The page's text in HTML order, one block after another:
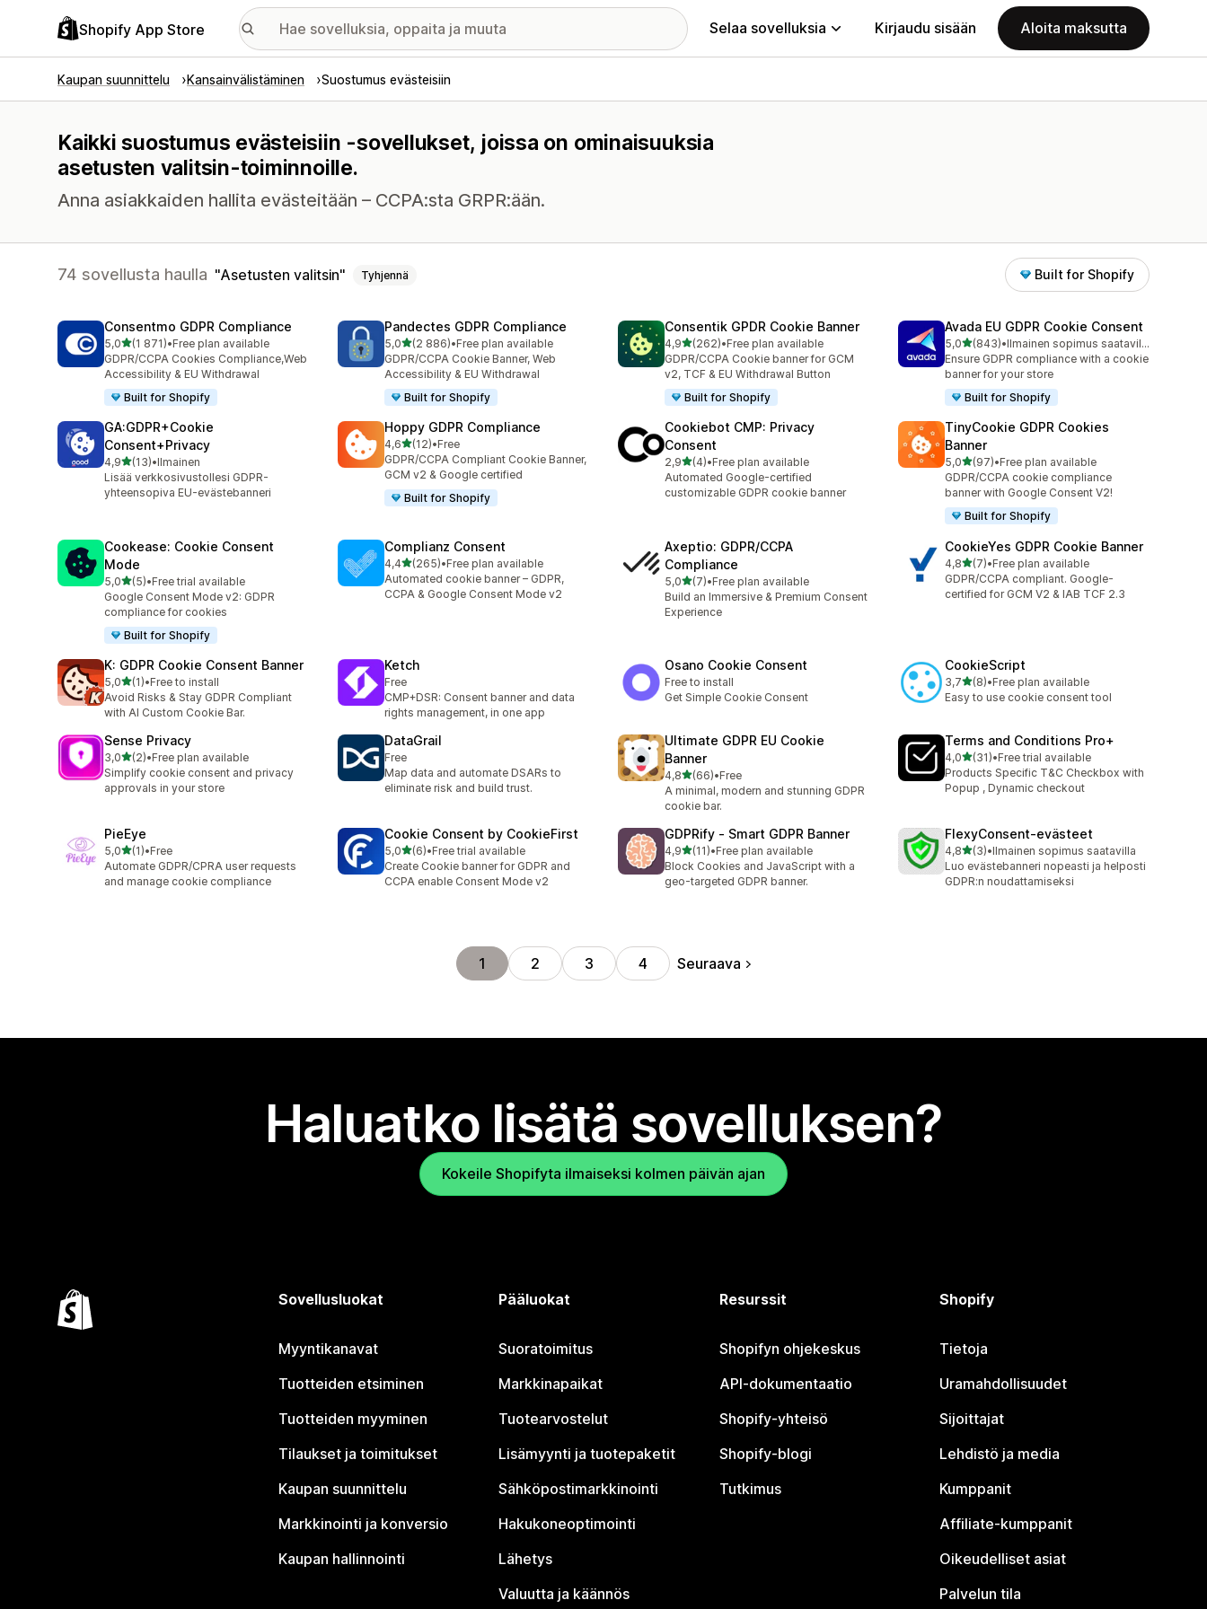
Shopify App Store Selaa sovelluksia Kirjaudu sisään Aloita maksutta
Kaupan suunnittelu Kansainvälistäminen Suostumus evästeisiin
Kaikki suostumus evästeisiin -sovellukset, joissa on ominaisuuksia
asetusten valitsin-toiminnoille.
Anna asiakkaiden hallita evästeitään – CCPA:sta GRPR:ään.
74 sovellusta haulla Asetusten valitsin Tyhjennä Built for Shopify
Consentmo GDPR Compliance
5,0/ 5 tähteä
(1 871)
1871 arvostelua yhteensä
•Free plan available
GDPR/CCPA Cookies Compliance,Web
Accessibility & EU Withdrawal
Built for Shopify
Pandectes GDPR Compliance
5,0/ 5 tähteä
(2 886)
2886 arvostelua yhteensä
•Free plan available
GDPR/CCPA Cookie Banner, Web
Accessibility & EU Withdrawal
Built for Shopify
Consentik GPDR Cookie Banner
4,9/ 5 tähteä
(262)
262 arvostelua yhteensä
•Free plan available
GDPR/CCPA Cookie banner for GCM
v2, TCF & EU Withdrawal Button
Built for Shopify
Avada EU GDPR Cookie Consent
5,0/ 5 tähteä
(843)
843 arvostelua yhteensä
•
Ilmainen sopimus saatavilla
Ensure GDPR compliance with a cookie
banner for your store
Built for Shopify
GA:GDPR+Cookie
Consent+Privacy
4,9/ 5 tähteä
(13)
13 arvostelua yhteensä
•Ilmainen
Lisää verkkosivustollesi GDPR-
yhteensopiva EU-evästebanneri
Hoppy GDPR Compliance
4,6/ 5 tähteä
(12)
12 arvostelua yhteensä
•Free
GDPR/CCPA Compliant Cookie Banner,
GCM v2 & Google certified
Built for Shopify
Cookiebot CMP: Privacy
Consent
2,9/ 5 tähteä
(4)
4 arvostelua yhteensä
•Free plan available
Automated Google-certified
customizable GDPR cookie banner
TinyCookie GDPR Cookies
Banner
5,0/ 5 tähteä
(97)
97 arvostelua yhteensä
•Free plan available
GDPR/CCPA cookie compliance
banner with Google Consent V2!
Built for Shopify
Cookease: Cookie Consent
Mode
5,0/ 5 tähteä
(5)
5 arvostelua yhteensä
•Free trial available
Google Consent Mode v2: GDPR
compliance for cookies
Built for Shopify
Complianz Consent
4,4/ 5 tähteä
(265)
265 arvostelua yhteensä
•Free plan available
Automated cookie banner – GDPR,
CCPA & Google Consent Mode v2
Axeptio: GDPR/CCPA
Compliance
5,0/ 5 tähteä
(7)
7 arvostelua yhteensä
•Free plan available
Build an Immersive & Premium Consent
Experience
CookieYes GDPR Cookie Banner
4,8/ 5 tähteä
(7)
7 arvostelua yhteensä
•Free plan available
GDPR/CCPA compliant. Google-
certified for GCM V2 & IAB TCF 2.3
K: GDPR Cookie Consent Banner
5,0/ 5 tähteä
(1)
1 arvostelua yhteensä
•Free to install
Avoid Risks & Stay GDPR Compliant
with AI Custom Cookie Bar.
Ketch
Free
CMP+DSR: Consent banner and data
rights management, in one app
Osano Cookie Consent
Free to install
Get Simple Cookie Consent
CookieScript
3,7/ 5 tähteä
(8)
8 arvostelua yhteensä
•Free plan available
Easy to use cookie consent tool
Sense Privacy
3,0/ 5 tähteä
(2)
2 arvostelua yhteensä
•Free plan available
Simplify cookie consent and privacy
approvals in your store
DataGrail
Free
Map data and automate DSARs to
eliminate risk and build trust.
Ultimate GDPR EU Cookie
Banner
4,8/ 5 tähteä
(66)
66 arvostelua yhteensä
•Free
A minimal, modern and stunning GDPR
cookie bar.
Terms and Conditions Pro+
4,0/ 5 tähteä
(31)
31 arvostelua yhteensä
•Free trial available
Products Specific T&C Checkbox with
Popup , Dynamic checkout
PieEye
5,0/ 5 tähteä
(1)
1 arvostelua yhteensä
•Free
Automate GDPR/CPRA user requests
and manage cookie compliance
Cookie Consent by CookieFirst
5,0/ 5 tähteä
(6)
6 arvostelua yhteensä
•Free trial available
Create Cookie banner for GDPR and
CCPA enable Consent Mode v2
GDPRify ‑ Smart GDPR Banner
4,9/ 5 tähteä
(11)
11 arvostelua yhteensä
•Free plan available
Block Cookies and JavaScript with a
geo-targeted GDPR banner.
FlexyConsent‑evästeet
4,8/ 5 tähteä
(3)
3 arvostelua yhteensä
•Ilmainen sopimus saatavilla
Luo evästebanneri nopeasti ja helposti
GDPR:n noudattamiseksi
1 2 3 4 Seuraava
Haluatko lisätä sovelluksen?
Kokeile Shopifyta ilmaiseksi kolmen päivän ajan
Sovellusluokat
Myyntikanavat
Tuotteiden etsiminen
Tuotteiden myyminen
Tilaukset ja toimitukset
Kaupan suunnittelu
Markkinointi ja konversio
Kaupan hallinnointi
Pääluokat
Suoratoimitus
Markkinapaikat
Tuotearvostelut
Lisämyynti ja tuotepaketit
Sähköpostimarkkinointi
Hakukoneoptimointi
Lähetys
Valuutta ja käännös
Resurssit
Shopifyn ohjekeskus
API-dokumentaatio
Shopify-yhteisö
Shopify-blogi
Tutkimus
Shopify
Tietoja
Uramahdollisuudet
Sijoittajat
Lehdistö ja media
Kumppanit
Affiliate-kumppanit
Oikeudelliset asiat
Palvelun tila